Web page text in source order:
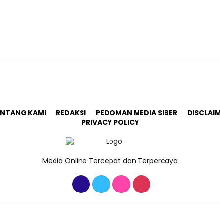
KAMI REDAKSI PEDOMAN MEDIA SIBER
PRIVACY POLICY
Media Online Tercepat dan Terpercaya